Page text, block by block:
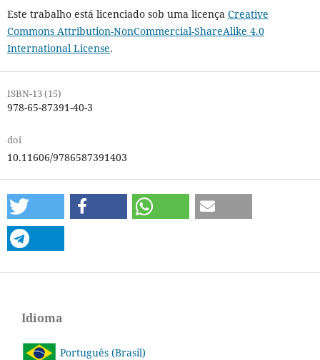
Este trabalho está licenciado sob uma licença Creative
Commons Attribution-NonCommercial-ShareAlike 4.0
International License.
ISBN-13 (15)
978-65-87391-40-3
doi
10.11606/9786587391403
Idioma
Português (Brasil)